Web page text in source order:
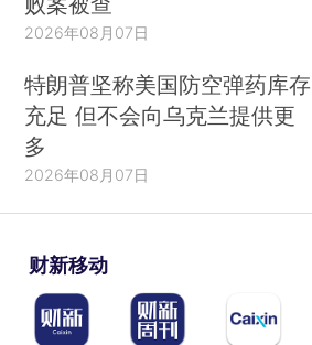
2026年08月07日
特朗普坚称美国防空弹药库存
充足 但不会向乌克兰提供更
多
2026年08月07日
财新移动